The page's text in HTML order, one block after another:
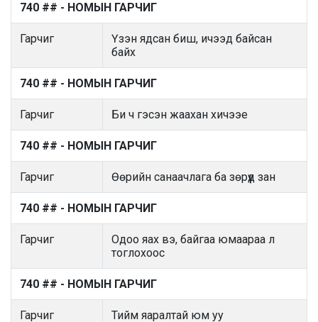
740 ## - НОМЫН ГАРЧИГ
Гарчиг
Үзэн ядсан биш, ичээд байсан
байх
740 ## - НОМЫН ГАРЧИГ
Гарчиг Би ч гэсэн жаахан хичээе
740 ## - НОМЫН ГАРЧИГ
Гарчиг Өөрийн санаачлага ба зөрүүд зан
740 ## - НОМЫН ГАРЧИГ
Гарчиг
Одоо яах вэ, байгаа юмаараа л
тоглохоос
740 ## - НОМЫН ГАРЧИГ
Гарчиг Тийм яаралтай юм уу